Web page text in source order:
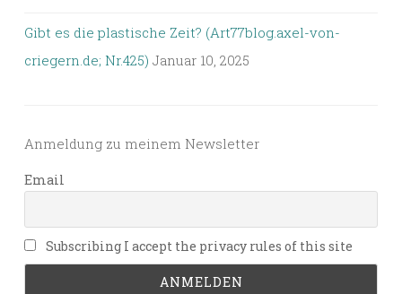
Gibt es die plastische Zeit? (Art77blog.axel-von-
criegern.de; Nr.425) Januar 10, 2025
Anmeldung zu meinem Newsletter
Email
Subscribing I accept the privacy rules of this site